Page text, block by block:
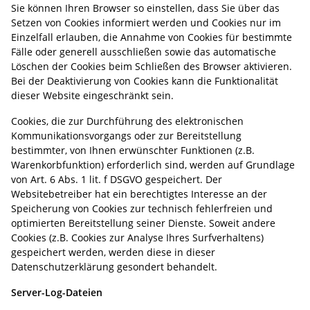
Sie können Ihren Browser so einstellen, dass Sie über das
Setzen von Cookies informiert werden und Cookies nur im
Einzelfall erlauben, die Annahme von Cookies für bestimmte
Fälle oder generell ausschließen sowie das automatische
Löschen der Cookies beim Schließen des Browser aktivieren.
Bei der Deaktivierung von Cookies kann die Funktionalität
dieser Website eingeschränkt sein.
Cookies, die zur Durchführung des elektronischen
Kommunikationsvorgangs oder zur Bereitstellung
bestimmter, von Ihnen erwünschter Funktionen (z.B.
Warenkorbfunktion) erforderlich sind, werden auf Grundlage
von Art. 6 Abs. 1 lit. f DSGVO gespeichert. Der
Websitebetreiber hat ein berechtigtes Interesse an der
Speicherung von Cookies zur technisch fehlerfreien und
optimierten Bereitstellung seiner Dienste. Soweit andere
Cookies (z.B. Cookies zur Analyse Ihres Surfverhaltens)
gespeichert werden, werden diese in dieser
Datenschutzerklärung gesondert behandelt.
Server-Log-Dateien